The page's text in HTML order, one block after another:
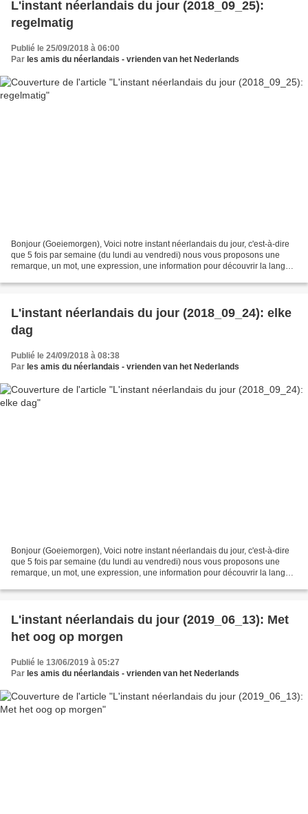
L'instant néerlandais du jour (2018_09_25):
regelmatig
Publié le 25/09/2018 à 06:00
Par les amis du néerlandais - vrienden van het Nederlands
Bonjour (Goeiemorgen), Voici notre instant néerlandais du jour, c'est-à-dire
que 5 fois par semaine (du lundi au vendredi) nous vous proposons une
remarque, un mot, une expression, une information pour découvrir la langue
L'instant néerlandais du jour (2018_09_24): elke
dag
Publié le 24/09/2018 à 08:38
Par les amis du néerlandais - vrienden van het Nederlands
Bonjour (Goeiemorgen), Voici notre instant néerlandais du jour, c'est-à-dire
que 5 fois par semaine (du lundi au vendredi) nous vous proposons une
remarque, un mot, une expression, une information pour découvrir la langue
L'instant néerlandais du jour (2019_06_13): Met
het oog op morgen
Publié le 13/06/2019 à 05:27
Par les amis du néerlandais - vrienden van het Nederlands